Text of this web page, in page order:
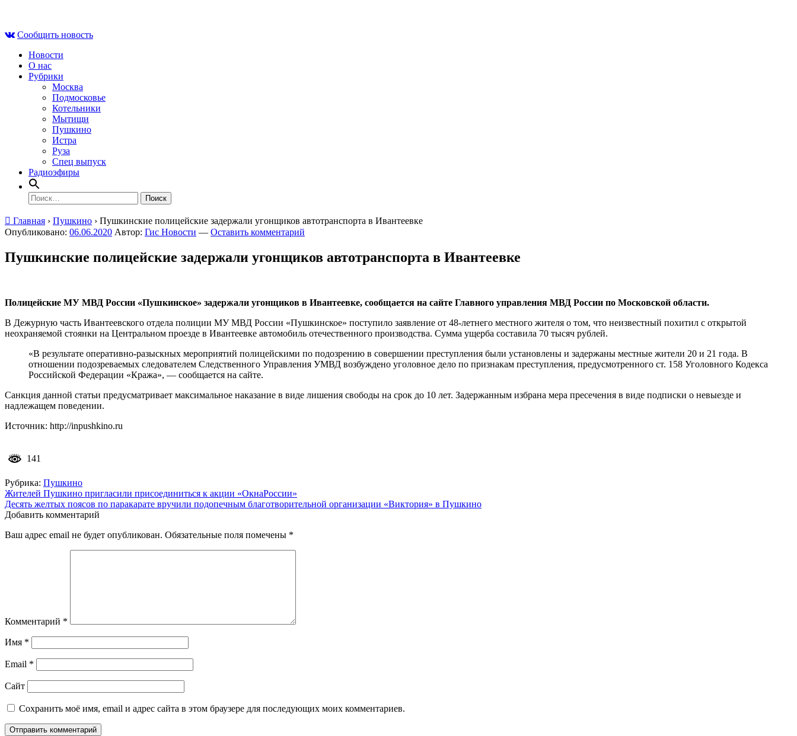
contentСообщить новость
Новости
О нас
Рубрики
Москва
Подмосковье
Котельники
Мытищи
Пушкино
Истра
Руза
Спец выпуск
Радиоэфиры
Найти:
Главная › Пушкино › Пушкинские полицейские задержали угонщиков автотранспорта в Ивантеевке
Опубликовано: 06.06.2020 Автор: Гис Новости — Оставить комментарий
Пушкинские полицейские задержали угонщиков автотранспорта в Ивантеевке
Полицейские МУ МВД России «Пушкинское» задержали угонщиков в Ивантеевке, сообщается на сайте Главного управления МВД России по Московской области.
В Дежурную часть Ивантеевского отдела полиции МУ МВД России «Пушкинское» поступило заявление от 48-летнего местного жителя о том, что неизвестный похитил с открытой
неохраняемой стоянки на Центральном проезде в Ивантеевке автомобиль отечественного производства. Сумма ущерба составила 70 тысяч рублей.
«В результате оперативно-разыскных мероприятий полицейскими по подозрению в совершении преступления были установлены и задержаны местные жители 20 и 21 года. В
отношении подозреваемых следователем Следственного Управления УМВД возбуждено уголовное дело по признакам преступления, предусмотренного ст. 158 Уголовного Кодекса
Российской Федерации «Кража», — сообщается на сайте.
Санкция данной статьи предусматривает максимальное наказание в виде лишения свободы на срок до 10 лет. Задержанным избрана мера пресечения в виде подписки о невыезде и
надлежащем поведении.
Источник: http://inpushkino.ru
141
Рубрика: Пушкино
Навигация
по
Жителей Пушкино пригласили присоединиться к акции «ОкнаРоссии»
Десять желтых поясов по паракарате вручили подопечным благотворительной организации «Виктория» в Пушкино
Добавить комментарий
Ваш адрес email не будет опубликован. Обязательные поля помечены *
Комментарий *
Имя *
Email *
Сайт
Сохранить моё имя, email и адрес сайта в этом браузере для последующих моих комментариев.